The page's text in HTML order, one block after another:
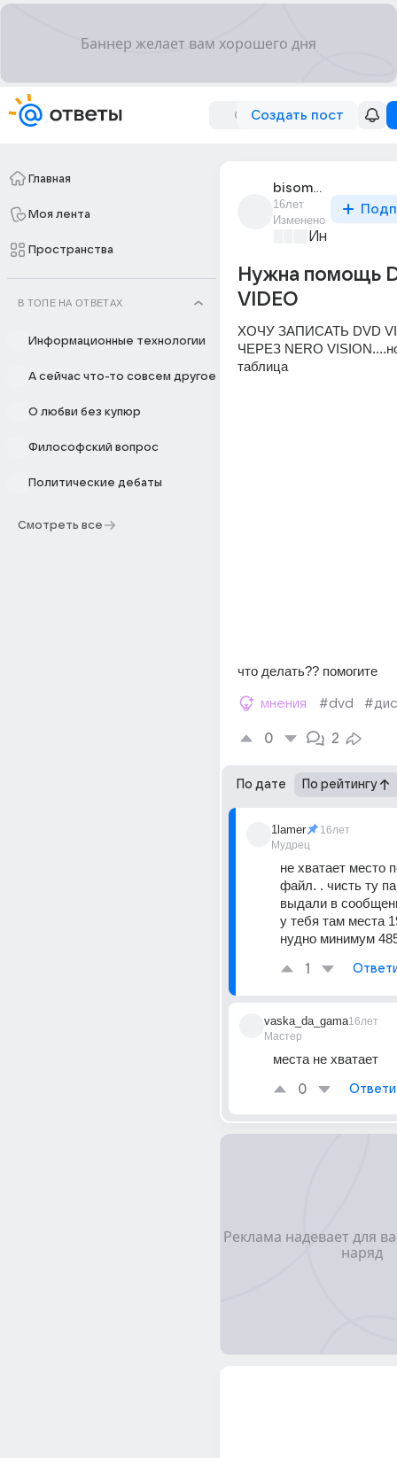
Создать пост
Главная
Моя лента
Пространства
В ТОПЕ НА ОТВЕТАХ
Информационные технологии
А сейчас что-то совсем другое
О любви без купюр
Философский вопрос
Политические дебаты
Смотреть все
bisomanka_7
16лет
Изменено
Нужна помощь
VIDEO
ХОЧУ ЗАПИСАТЬ DVD
ЧЕРЕЗ NERO
таблица
что делать?? помогите
мнения #dvd
0 2
По дате По рейтингу
1lamer
Мудрец
16лет
не хватает место
файл. . чисть ту
выдали в
у тебя там места
нудно минимум
1
vaska_da_gama
Мастер
16лет
места не хватает
0